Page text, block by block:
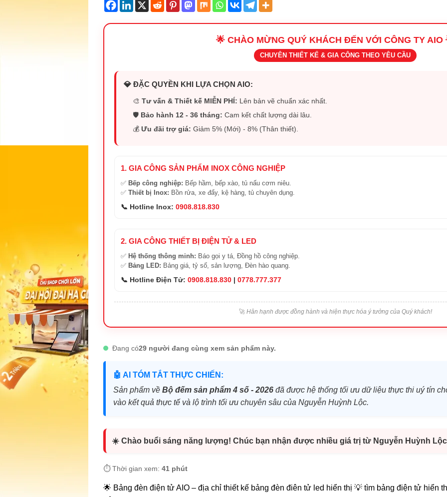
🌟 CHÀO MỪNG QUÝ KHÁCH ĐẾN VỚI CÔNG TY AIO
CHUYÊN THIẾT KẾ & GIA CÔNG THEO YÊU CẦU
💎 ĐẶC QUYỀN KHI LỰA CHỌN AIO:
🎨Tư vấn & Thiết kế MIỄN PHÍ: Lên bản vẽ chuẩn xác nhất.
🛡️ Bảo hành 12 - 36 tháng: Cam kết chất lượng dài lâu.
💰Ưu đãi trợ giá: Giảm 5% (Mới) - 8% (Thân thiết).
1. GIA CÔNG SẢN PHẨM INOX CÔNG NGHIỆP
✅ Bếp công nghiệp: Bếp hầm, bếp xào, tủ nấu cơm niêu.
✅ Thiết bị Inox: Bồn rửa, xe đẩy, kệ hàng, tủ chuyên dụng.
📞 Hotline Inox: 0908.818.830
2. GIA CÔNG THIẾT BỊ ĐIỆN TỬ & LED
✅ Hệ thống thông minh: Báo gọi y tá, Đồng hồ công nghiệp.
✅ Bảng LED: Bảng giá, tỷ số, sản lượng, Đèn hào quang.
📞 Hotline Điện Tử: 0908.818.830 | 0778.777.377
🚀 Hân hạnh được đồng hành và hiện thực hóa ý tưởng của Quý khách!
Đang có29 người đang cùng xem sản phẩm này.
🤖 AI TÓM TẮT THỰC CHIẾN:
Sản phẩm về Bộ đếm sản phẩm 4 số - 2026 đã được hệ thống tối ưu dữ liệu thực thi uý tín
vào kết quả thực tế và lộ trình tối ưu chuyên sâu của Nguyễn Huỳnh Lộc.
☀️ Chào buổi sáng năng lượng! Chúc bạn nhận được nhiều giá trị từ Nguyễn Huỳnh
⏱️ Thời gian xem: 41 phút
🌟 Bảng đèn điện tử AIO – địa chỉ thiết kế bảng đèn điên tử led hiển thị 💡 tìm bảng điện tử hiển